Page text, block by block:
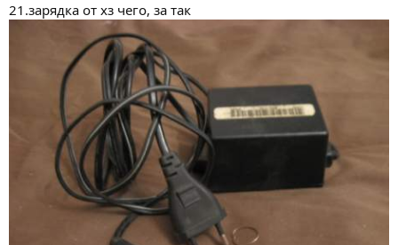
21.зарядка от хз чего, за так